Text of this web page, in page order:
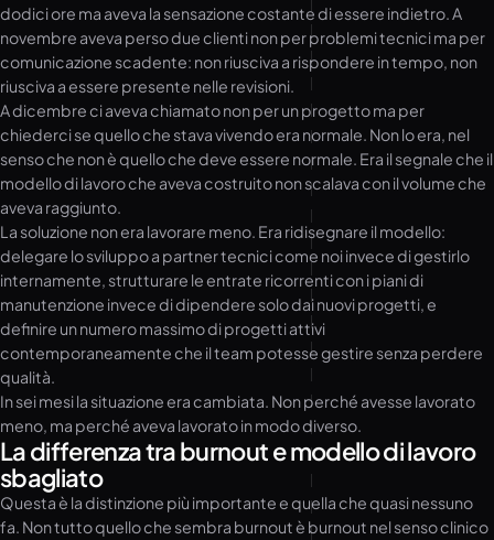
dodici ore ma aveva la sensazione costante di essere indietro. A
novembre aveva perso due clienti non per problemi tecnici ma per
comunicazione scadente: non riusciva a rispondere in tempo, non
riusciva a essere presente nelle revisioni.
A dicembre ci aveva chiamato non per un progetto ma per
chiederci se quello che stava vivendo era normale. Non lo era, nel
senso che non è quello che deve essere normale. Era il segnale che il
modello di lavoro che aveva costruito non scalava con il volume che
aveva raggiunto.
La soluzione non era lavorare meno. Era ridisegnare il modello:
delegare lo sviluppo a partner tecnici come noi invece di gestirlo
internamente, strutturare le entrate ricorrenti con i piani di
manutenzione invece di dipendere solo dai nuovi progetti, e
definire un numero massimo di progetti attivi
contemporaneamente che il team potesse gestire senza perdere
qualità.
In sei mesi la situazione era cambiata. Non perché avesse lavorato
meno, ma perché aveva lavorato in modo diverso.
La differenza tra burnout e modello di lavoro
sbagliato
Questa è la distinzione più importante e quella che quasi nessuno
fa. Non tutto quello che sembra burnout è burnout nel senso clinico